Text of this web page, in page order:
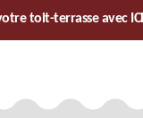
toit-terrasse avec